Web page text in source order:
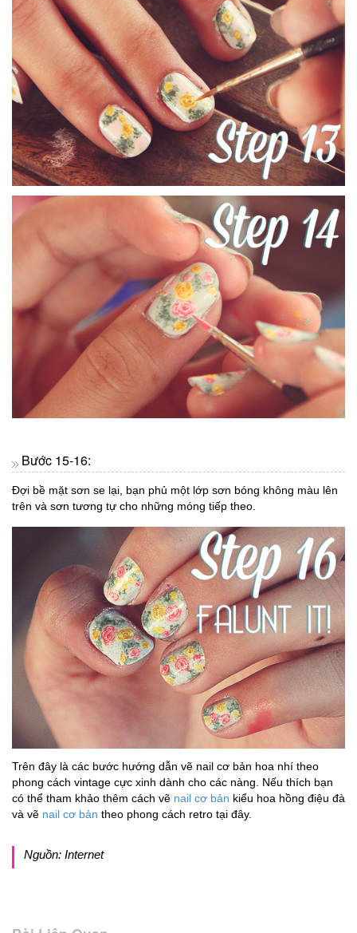
Bước 15-16:
Đợi bề mặt sơn se lại, bạn phủ một lớp sơn bóng không màu lên
trên và sơn tương tự cho những móng tiếp theo.
Trên đây là các bước hướng dẫn vẽ nail cơ bản hoa nhí theo
phong cách vintage cực xinh dành cho các nàng. Nếu thích bạn
có thể tham khảo thêm cách vẽ nail cơ bản kiểu hoa hồng điệu đà
và vẽ nail cơ bản theo phong cách retro tại đây.
Nguồn: Internet